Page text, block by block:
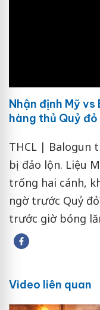
Nhận định Mỹ
hàng thủ Quỷ
THCL | Balogun
bị đảo lộn. Liệu
trống hai cánh,
ngờ trước Quỷ
trước giờ bóng
Video liên quan